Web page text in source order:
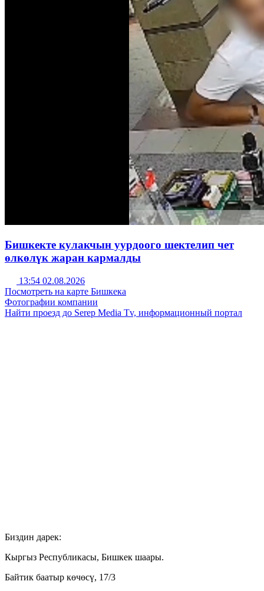
Бишкекте кулакчын уурдоого шектелип чет
өлкөлүк жаран кармалды
13:54 02.08.2026
Посмотреть на карте Бишкека
Фотографии компании
Найти проезд до Serep Media Tv, информационный портал
Биздин дарек:
Кыргыз Республикасы, Бишкек шаары.
Байтик баатыр көчөсү, 17/3